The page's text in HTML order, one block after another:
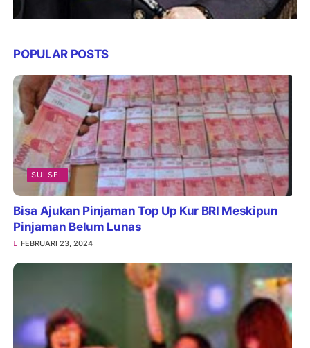
POPULAR POSTS
SULSEL
Bisa Ajukan Pinjaman Top Up Kur BRI Meskipun
Pinjaman Belum Lunas
FEBRUARI 23, 2024